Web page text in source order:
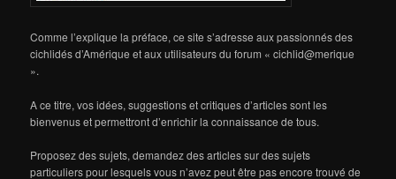
Comme l’explique la préface, ce site s’adresse aux passionnés des
cichlidés d’Amérique et aux utilisateurs du forum « cichlid@merique
».
A ce titre, vos idées, suggestions et critiques d’articles sont les
bienvenus et permettront d’enrichir la connaissance de tous.
Proposez des sujets, demandez des articles sur des sujets
particuliers pour lesquels vous n’avez peut être pas encore trouvé de